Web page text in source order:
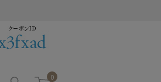
0